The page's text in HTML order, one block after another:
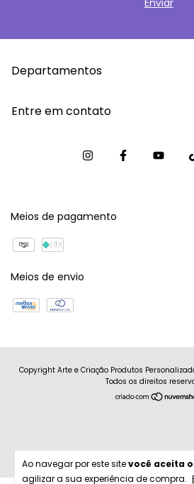
Ao navegar por este sitevocê aceita
agilizar a sua experiência de compra.
Departamentos
Entre em contato
Meios de pagamento
Meios de envio
Copyright Arte e Criação Produtos
Todos os direitos